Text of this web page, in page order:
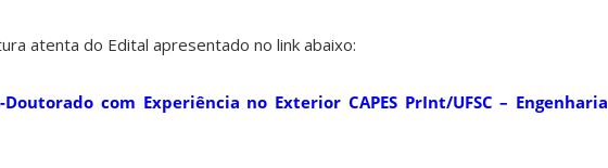
atenta do Edital apresentado no link abaixo:
com Experiência no Exterior CAPES PrInt/UFSC – Engenharia